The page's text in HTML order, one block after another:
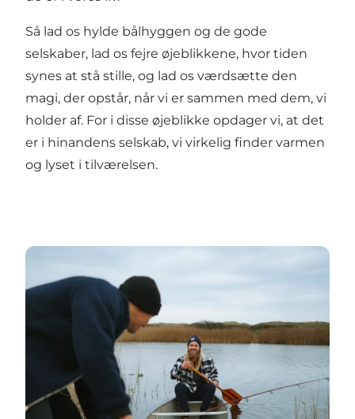
Så lad os hylde bålhyggen og de gode
selskaber, lad os fejre øjeblikkene, hvor tiden
synes at stå stille, og lad os værdsætte den
magi, der opstår, når vi er sammen med dem, vi
holder af. For i disse øjeblikke opdager vi, at det
er i hinandens selskab, vi virkelig finder varmen
og lyset i tilværelsen.